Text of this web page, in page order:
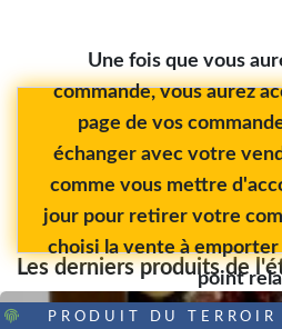
Une fois que vous
commande, vous aurez
page de vos
échanger avec votre
comme vous mettre
jour pour retirer votre
choisi la vente à emporter
point
Les derniers produits de
PRODUIT DU TERROIR